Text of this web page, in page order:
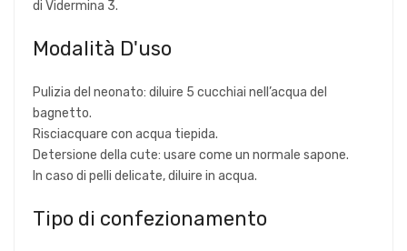
di Vidermina 3.
Modalità D'uso
Pulizia del neonato: diluire 5 cucchiai nell’acqua del
bagnetto.
Risciacquare con acqua tiepida.
Detersione della cute: usare come un normale sapone.
In caso di pelli delicate, diluire in acqua.
Tipo di confezionamento